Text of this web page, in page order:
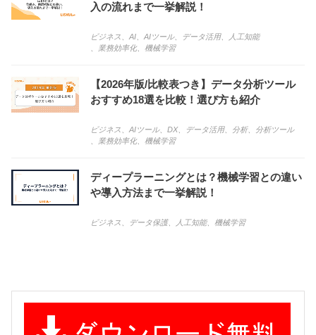
入の流れまで一挙解説！
ビジネス AI AIツール、 データ活用、
人工知能
業務効率化、 機械学習
【2026年版/比較表つき】データ分析ツール
おすすめ18選を比較！選び方も紹介
ビジネス AIツール、 DX、 データ活用、 分析、 分析ツール
業務効率化、 機械学習
ディープラーニングとは？機械学習との違い
や導入方法まで一挙解説！
ビジネス データ保護、 人工知能、 機械学習